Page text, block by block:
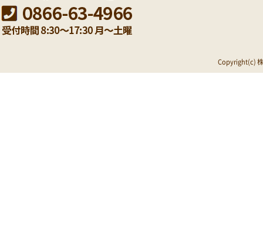
Copyright(c)